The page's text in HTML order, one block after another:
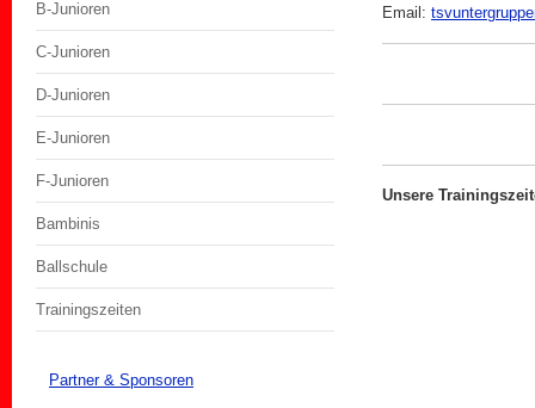
B-Junioren
C-Junioren
D-Junioren
E-Junioren
F-Junioren
Bambinis
Ballschule
Trainingszeiten
Partner & Sponsoren
Email:
Unsere